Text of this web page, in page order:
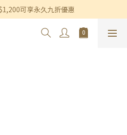
滿$600即享免運費優惠
可享永久九折優惠
滿$600即享免運費優惠